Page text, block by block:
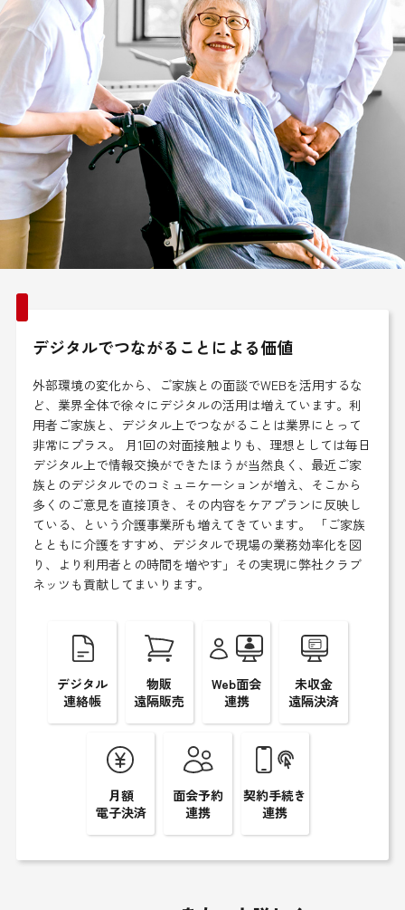
デジタルでつながることによる価値
外部環境の変化から、ご家族との面談でWEBを活用するな
ど、業界全体で徐々にデジタルの活用は増えています。利
用者ご家族と、デジタル上でつながることは業界にとって
非常にプラス。 月1回の対面接触よりも、理想としては毎日
デジタル上で情報交換ができたほうが当然良く、最近ご家
族とのデジタルでのコミュニケーションが増え、そこから
多くのご意見を直接頂き、その内容をケアプランに反映し
ている、という介護事業所も増えてきています。 「ご家族
とともに介護をすすめ、デジタルで現場の業務効率化を図
り、より利用者との時間を増やす」その実現に弊社クラブ
ネッツも貢献してまいります。
デジタル
連絡帳
物販
遠隔販売
Web面会
連携
未収金
遠隔決済
月額
電子決済
面会予約
連携
契約手続き
連携